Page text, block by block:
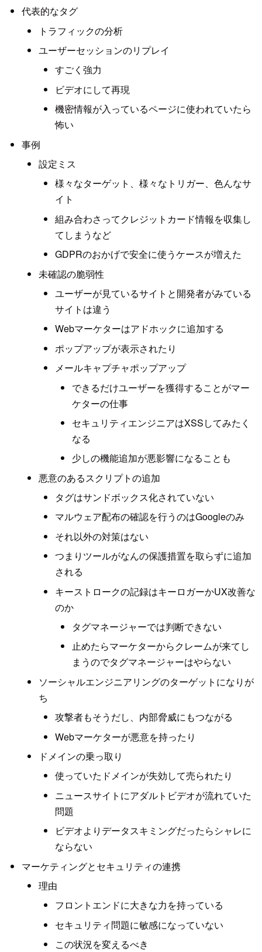
代表的なタグ
トラフィックの分析
ユーザーセッションのリプレイ
すごく強力
ビデオにして再現
機密情報が入っているページに使われていたら
怖い
事例
設定ミス
様々なターゲット、様々なトリガー、色んなサ
イト
組み合わさってクレジットカード情報を収集し
てしまうなど
GDPRのおかげで安全に使うケースが増えた
未確認の脆弱性
ユーザーが見ているサイトと開発者がみている
サイトは違う
Webマーケターはアドホックに追加する
ポップアップが表示されたり
メールキャプチャポップアップ
できるだけユーザーを獲得することがマー
ケターの仕事
セキュリティエンジニアはXSSしてみたく
なる
少しの機能追加が悪影響になることも
悪意のあるスクリプトの追加
タグはサンドボックス化されていない
マルウェア配布の確認を行うのはGoogleのみ
それ以外の対策はない
つまりツールがなんの保護措置を取らずに追加
される
キーストロークの記録はキーロガーかUX改善な
のか
タグマネージャーでは判断できない
止めたらマーケターからクレームが来てし
まうのでタグマネージャーはやらない
ソーシャルエンジニアリングのターゲットになりが
ち
攻撃者もそうだし、内部脅威にもつながる
Webマーケターが悪意を持ったり
ドメインの乗っ取り
使っていたドメインが失効して売られたり
ニュースサイトにアダルトビデオが流れていた
問題
ビデオよりデータスキミングだったらシャレに
ならない
マーケティングとセキュリティの連携
理由
フロントエンドに大きな力を持っている
セキュリティ問題に敏感になっていない
この状況を変えるべき